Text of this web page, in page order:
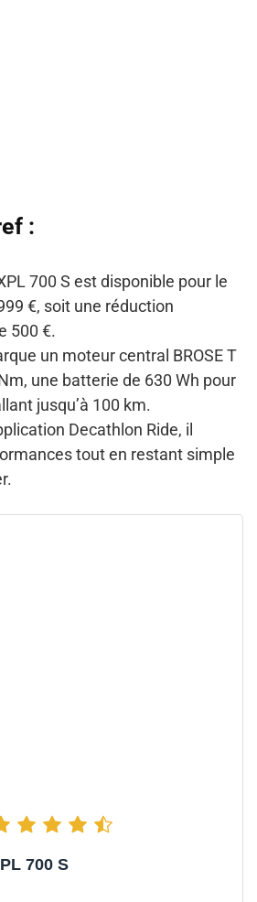
:
700 S est disponible pour le
€, soit une réduction
500 €.
un moteur central BROSE T
une batterie de 630 Wh pour
jusqu’à 100 km.
Decathlon Ride, il
tout en restant simple
700 S